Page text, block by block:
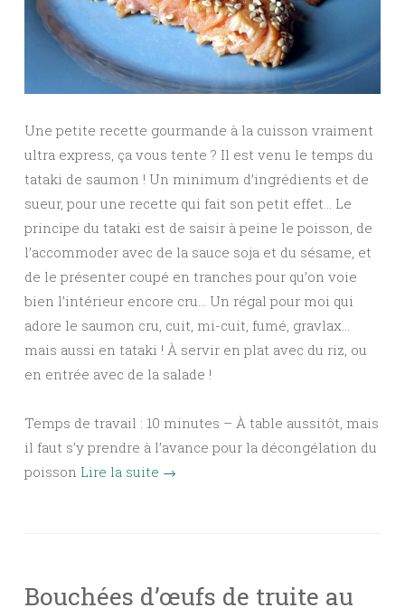
Une petite recette gourmande à la cuisson vraiment
ultra express, ça vous tente ? Il est venu le temps du
tataki de saumon ! Un minimum d’ingrédients et de
sueur, pour une recette qui fait son petit effet… Le
principe du tataki est de saisir à peine le poisson, de
l’accommoder avec de la sauce soja et du sésame, et
de le présenter coupé en tranches pour qu’on voie
bien l’intérieur encore cru… Un régal pour moi qui
adore le saumon cru, cuit, mi-cuit, fumé, gravlax…
mais aussi en tataki ! À servir en plat avec du riz, ou
en entrée avec de la salade !
Temps de travail : 10 minutes – À table aussitôt, mais
il faut s’y prendre à l’avance pour la décongélation du
poisson Lire la suite →
Bouchées d’œufs de truite au